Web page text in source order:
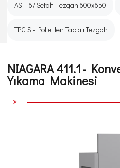
AST-67 Setaltı Tezgah 600x650
TPC S - Polietilen Tablalı Tezgah
NIAGARA 411.1 -
Yıkama Makinesi